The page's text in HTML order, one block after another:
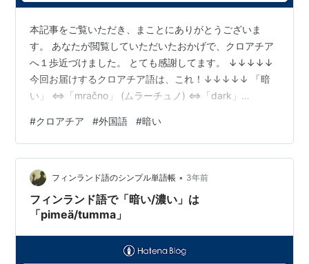
本記事をご覧いただき、まことにありがとうございま
す。 あなたが閲覧していただいたおかげで、クロアチア
へ１歩近づけました。 とても感謝してます。 ↓↓↓↓↓
今回お届けするクロアチア語は、これ！↓↓↓↓↓ 「暗
い」 ⇔「mračno」 (ムラーチュノ) ⇔「dark」
・・・・・・・・・・ いかがでしたか？ では、この短い
記事から去る前に、「くらい、むらーちゅの」と５回、
口に出してください。 次に目を閉じ、何も見ずに言えた
ら成功です。 失敗したら、何度も試してOK。何回目で
も、目をつぶって言えたら大・成・功！ 記事を離れた瞬
間に忘れてても良いんです…
#クロアチア #外国語 #暗い
フィンランド語のシンプル単語帳 • 3年前
フィンランド語で「暗い/濃い」は
「pimeä/tumma」